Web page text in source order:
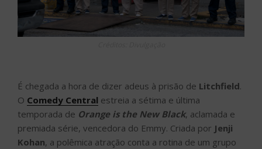
É chegada a hora de dizer adeus à prisão de Litchfield.
O Comedy Central estreia a sétima e última
temporada de Orange is the New Black, aclamada e
premiada série, vencedora do Emmy. Criada por Jenji
Kohan, a polêmica atração conta a rotina de um grupo